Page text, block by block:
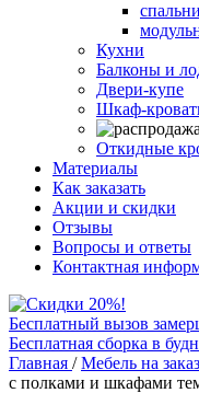
Кухни
Балконы и
Двери-купе
Шкаф-
Откидные
Материалы
Как заказать
Акции и скидки
Отзывы
Вопросы и ответы
Контактная
Бесплатный вызов
Бесплатная сборка в
Главная /Мебель на заказ
с полками и шкафами